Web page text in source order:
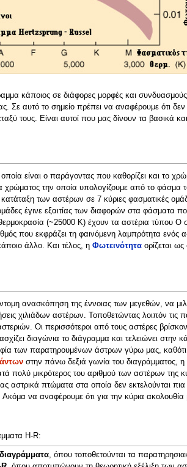
κάποιος σε διάφορες μορφές και
Σε αυτό το σημείο πρέπει να αναφέρουμε ότι
τους. Είναι αυτοί που μας δίνουν τα βασικά
είναι ο παράγοντας που καθορίζει και το
χρώματος την οποία υπολογίζουμε από το φάσμα
των αστέρων σε 7 κύριες φασματικές
έγινε εξαιτίας των διαφορών στα φάσματα
(~25000 Κ) έχουν τα αστέρια τύπου
που εκφράζει τη φαινόμενη λαμπρότητα ενός
άλλο. Και τέλος, η Φωτεινότηταορίζεται
ανασκόπηση της έννοιας των μεγεθών, να
χιλιάδων αστέρων. Τοποθετώντας λοιπόν
Oι περισσότεροι από τους αστέρες
διαγώνια το διάγραμμα και τελειώνει
των παρατηρουμένων άστρων γύρω μας,
στην πάνω δεξιά γωνία του διαγράμματος, η
πολύ μικρότερος του αριθμού των αστέρων
αστρικά πτώματα στα οποία δεν εκτελούνται
Ακόμα να αναφέρουμε ότι για την κύρια
H-R:
, όπου τοποθετούνται τα